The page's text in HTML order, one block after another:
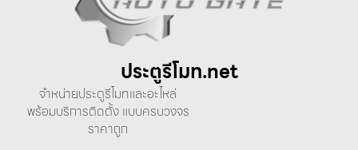
ประตูรีโมท.net
จำหน่ายประตูรีโมทและอะไหล่
พร้อมบริการติดตั้ง แบบครบวงจร
ราคาถูก